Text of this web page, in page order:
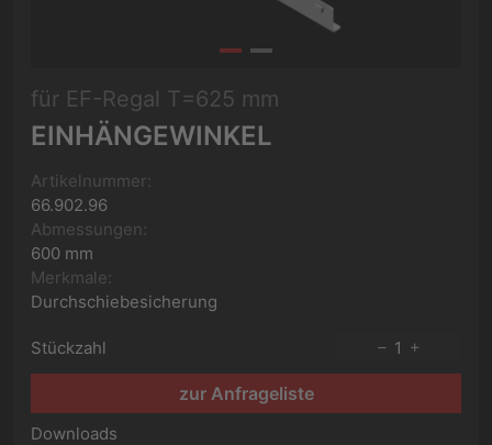
für EF-Regal T=625 mm
EINHÄNGEWINKEL
Artikelnummer:
66.902.96
Abmessungen:
600 mm
Merkmale:
Durchschiebesicherung
Stückzahl 1
zur Anfrageliste
Downloads